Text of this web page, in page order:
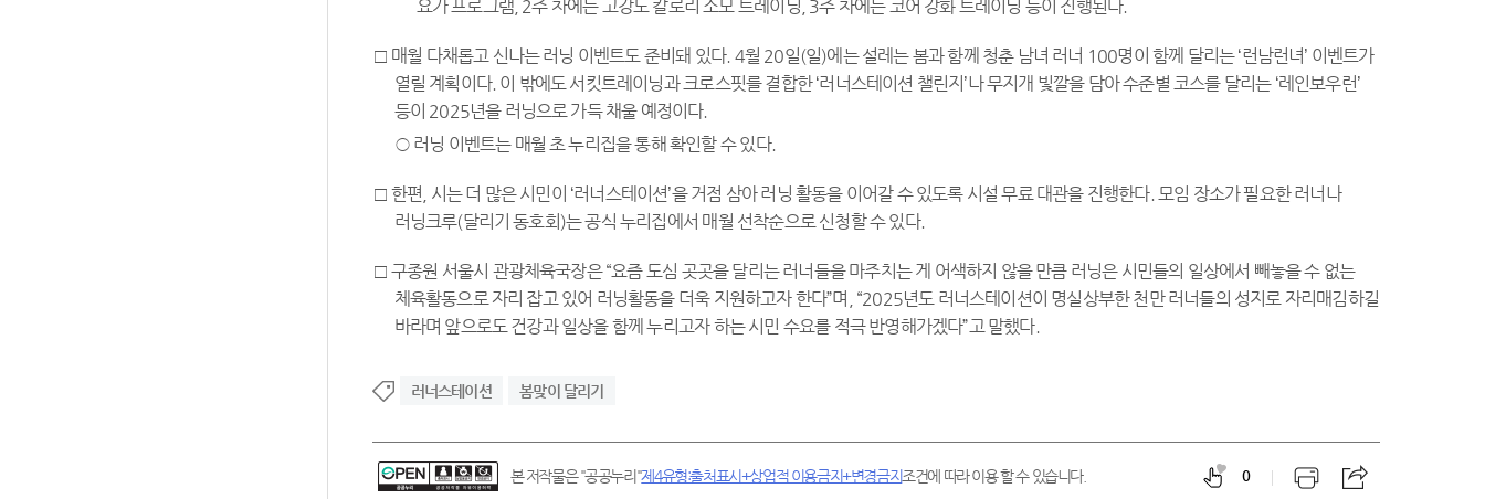
요가 프로그램, 2주 차에는 고강도 칼로리 소모 트레이닝, 3주 차에는 코어 강화 트레이닝 등이 진행된다.
□ 매월 다채롭고 신나는 러닝 이벤트도 준비돼 있다. 4월 20일(일)에는 설레는 봄과 함께 청춘 남녀 러너 100명이 함께 달리는 ‘런남런녀’ 이벤트가
열릴 계획이다. 이 밖에도 서킷트레이닝과 크로스핏를 결합한 ‘러너스테이션 챌린지’나 무지개 빛깔을 담아 수준별 코스를 달리는 ‘레인보우런’
등이 2025년을 러닝으로 가득 채울 예정이다.
○ 러닝 이벤트는 매월 초 누리집을 통해 확인할 수 있다.
□ 한편, 시는 더 많은 시민이 ‘러너스테이션’을 거점 삼아 러닝 활동을 이어갈 수 있도록 시설 무료 대관을 진행한다. 모임 장소가 필요한 러너나
러닝크루(달리기 동호회)는 공식 누리집에서 매월 선착순으로 신청할 수 있다.
□ 구종원 서울시 관광체육국장은 “요즘 도심 곳곳을 달리는 러너들을 마주치는 게 어색하지 않을 만큼 러닝은 시민들의 일상에서 빼놓을 수 없는
체육활동으로 자리 잡고 있어 러닝활동을 더욱 지원하고자 한다”며, “2025년도 러너스테이션이 명실상부한 천만 러너들의 성지로 자리매김하길
바라며 앞으로도 건강과 일상을 함께 누리고자 하는 시민 수요를 적극 반영해가겠다”고 말했다.
러너스테이션 봄맞이 달리기
0
본 저작물은 "공공누리"제4유형:출처표시+상업적 이용금지+변경금지조건에 따라 이용 할 수 있습니다.